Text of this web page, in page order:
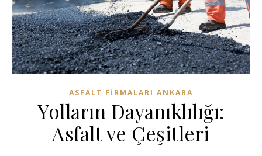
ASFALT FIRMALARI ANKARA
Yolların Dayanıklılığı:
Asfalt ve Çeşitleri